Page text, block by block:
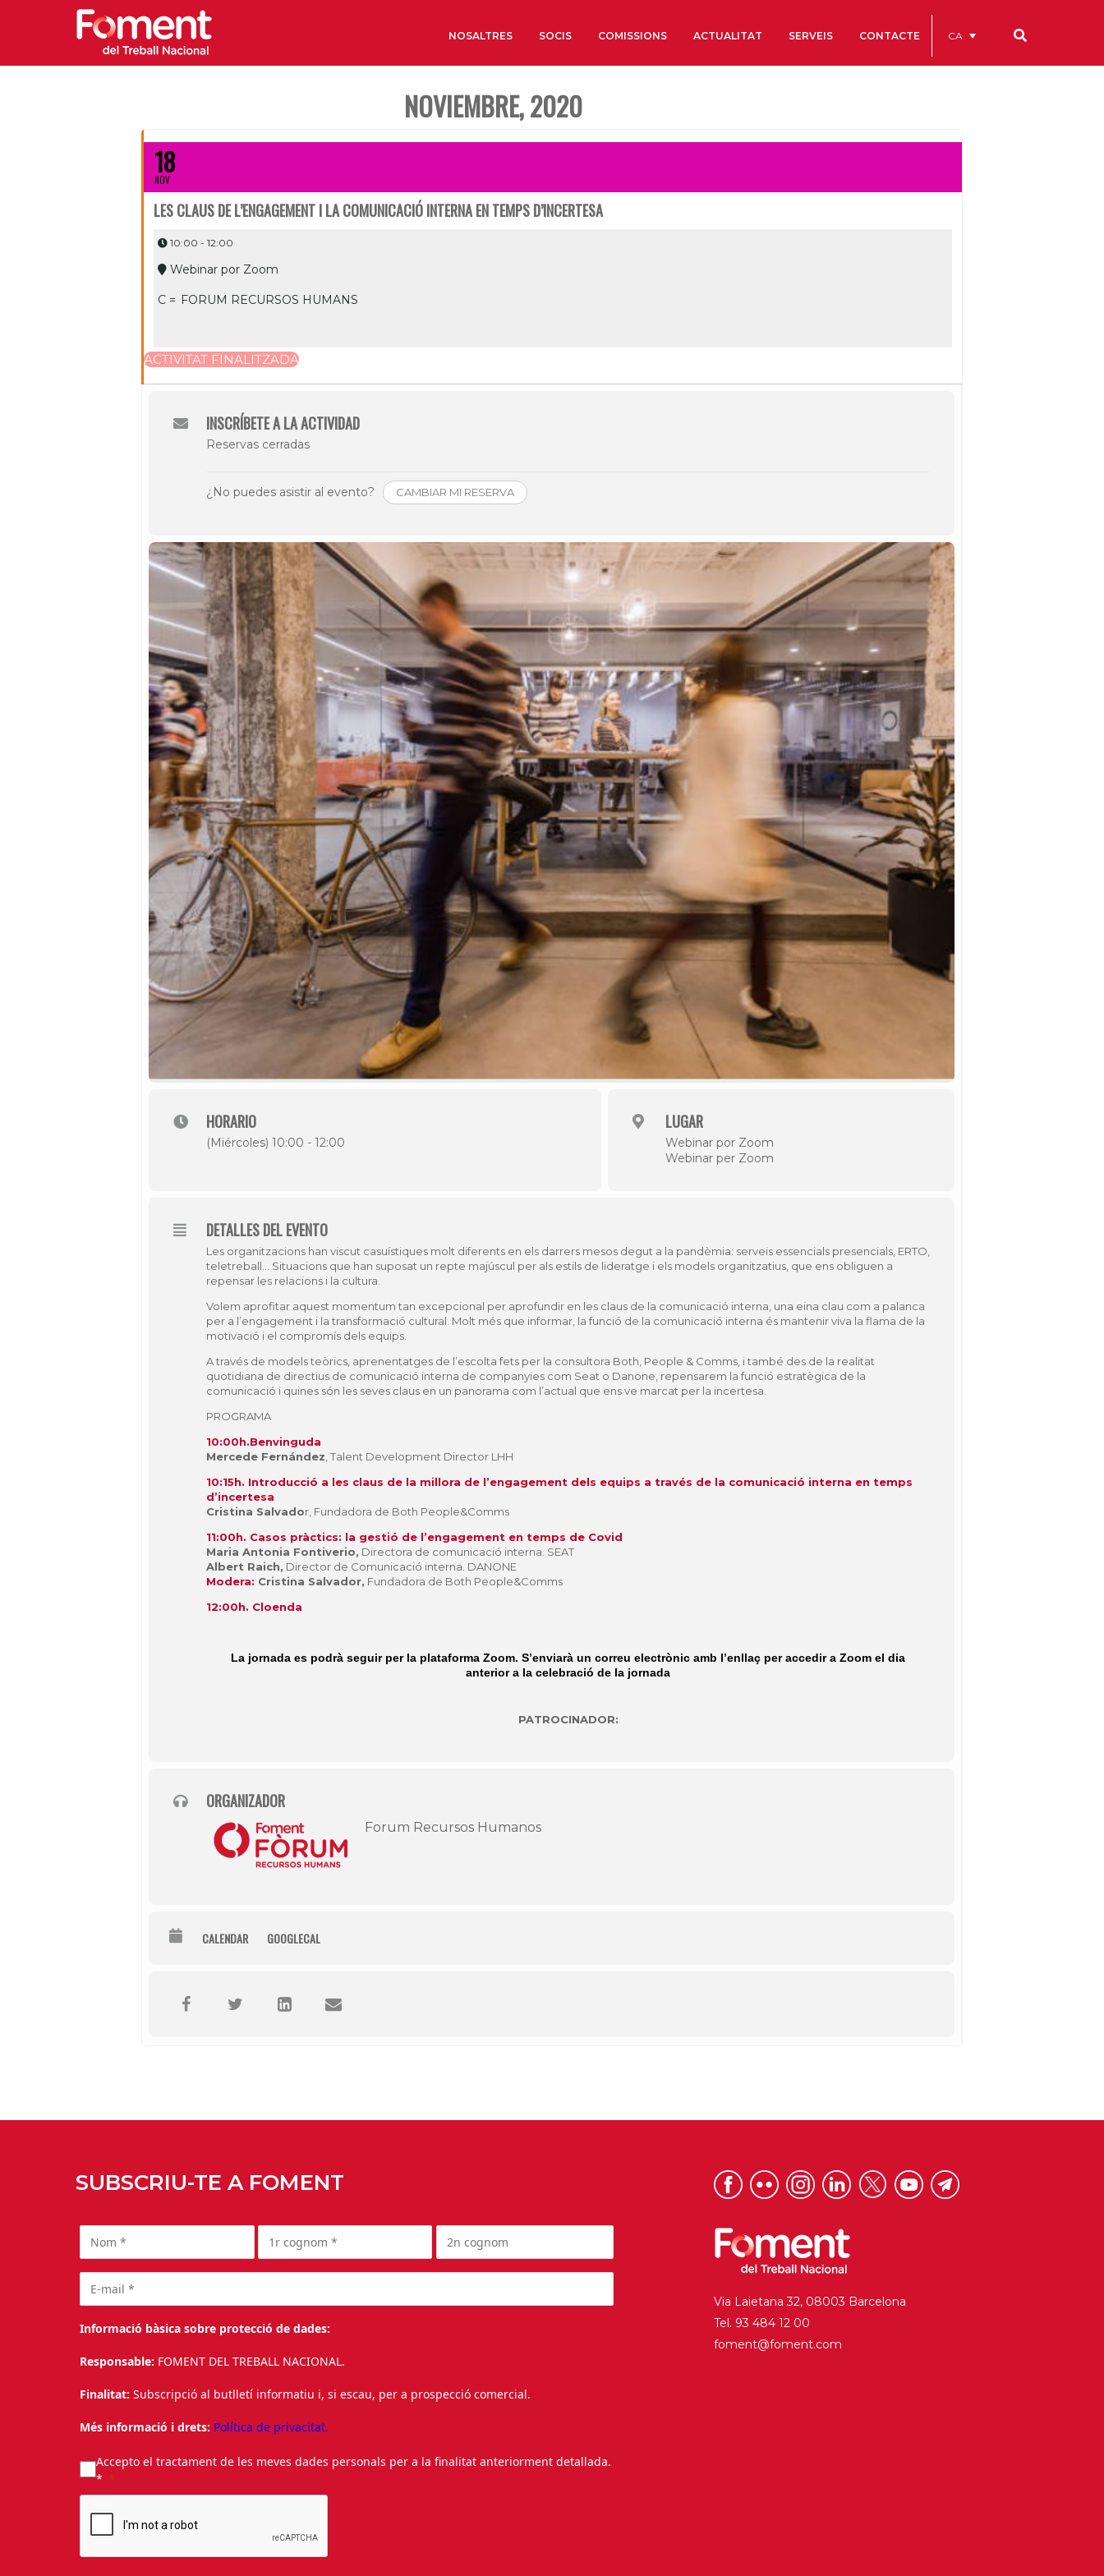
NOSALTRES SOCIS COMISSIONS ACTUALITAT SERVEIS CONTACTE CA
NOVIEMBRE, 2020
18
NOV
LES CLAUS DE L’ENGAGEMENT I LA COMUNICACIÓ INTERNA EN TEMPS D’INCERTESA
10:00 - 12:00
Webinar por Zoom
C = FORUM RECURSOS HUMANS
ACTIVITAT FINALITZADA
INSCRÍBETE A LA ACTIVIDAD
Reservas cerradas
¿No puedes asistir al evento? CAMBIAR MI RESERVA
HORARIO
(Miércoles) 10:00 - 12:00
LUGAR
Webinar por Zoom
Webinar per Zoom
DETALLES DEL EVENTO
Les organitzacions han viscut casuístiques molt diferents en els darrers mesos degut a la pandèmia: serveis essencials presencials, ERTO,
teletreball… Situacions que han suposat un repte majúscul per als estils de lideratge i els models organitzatius, que ens obliguen a
repensar les relacions i la cultura.
Volem aprofitar aquest momentum tan excepcional per aprofundir en les claus de la comunicació interna, una eina clau com a palanca
per a l’engagement i la transformació cultural. Molt més que informar, la funció de la comunicació interna és mantenir viva la flama de la
motivació i el compromís dels equips.
A través de models teòrics, aprenentatges de l’escolta fets per la consultora Both, People & Comms, i també des de la realitat
quotidiana de directius de comunicació interna de companyies com Seat o Danone, repensarem la funció estratègica de la
comunicació i quines són les seves claus en un panorama com l’actual que ens ve marcat per la incertesa.
PROGRAMA
10:00h.Benvinguda
Mercede Fernández , Talent Development Director LHH
10:15h. Introducció a les claus de la millora de l’engagement dels equips a través de la comunicació interna en temps
d’incertesa
Cristina Salvador, Fundadora de Both People&Comms
11:00h. Casos pràctics: la gestió de l’engagement en temps de Covid
Maria Antonia Fontiverio, Directora de comunicació interna. SEAT
Albert Raich, Director de Comunicació interna. DANONE
Modera: Cristina Salvador, Fundadora de Both People&Comms
12:00h. Cloenda
La jornada es podrà seguir per la plataforma Zoom. S’enviarà un correu electrònic amb l’enllaç per accedir a Zoom el dia
anterior a la celebració de la jornada
PATROCINADOR:
ORGANIZADOR
Forum Recursos Humanos
CALENDAR GOOGLECAL
SUBSCRIU-TE A FOMENT
Informació bàsica sobre protecció de dades:
Responsable: FOMENT DEL TREBALL NACIONAL.
Finalitat: Subscripció al butlletí informatiu i, si escau, per a prospecció comercial.
Més informació i drets: Política de privacitat.
Accepto el tractament de les meves dades personals per a la finalitat anteriorment detallada.
*
Via Laietana 32, 08003 Barcelona
Tel. 93 484 12 00
foment@foment.com